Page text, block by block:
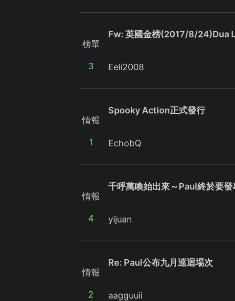
榜單
3
Fw: 英國金榜(2017/8/24)Dua
Eeli2008
情報
1
Spooky Action正式發行
EchobQ
情報
4
千呼萬喚始出來～Paul終於要發
yijuan
情報
2
Re: Paul公布九月巡迴場次
aagguuii